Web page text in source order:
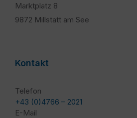
Marktplatz 8
9872 Millstatt am See
Kontakt
Telefon
+43 (0)4766 – 2021
E-Mail